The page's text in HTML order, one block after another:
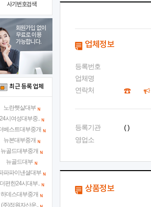
업체정보
등록번호
업체명
연락처
등록기관
( )
영업소
상품정보
사기번호검색
회원가입 없이
무료로 이용
가능합니다.
최근 등록 업체
노란햇살대부
시여성대부중..
베스트대부중개
뉴본대부중개
뉴골드대부중개
뉴골드대부
파파이낸셜대부
편한24시대부..
하데스대부중개
(주)정원자산운..